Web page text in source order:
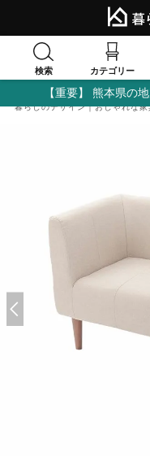
検索 カテゴリー
【重要】 熊本県の
暮らしのデザイン｜おしゃれな